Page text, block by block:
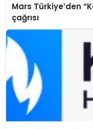
Mars Türkiye’den
çağrısı